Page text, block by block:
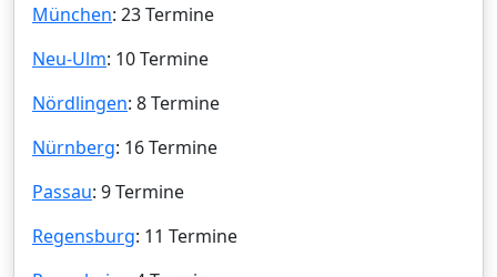
München: 23 Termine
Neu-Ulm: 10 Termine
Nördlingen: 8 Termine
Nürnberg: 16 Termine
Passau: 9 Termine
Regensburg: 11 Termine